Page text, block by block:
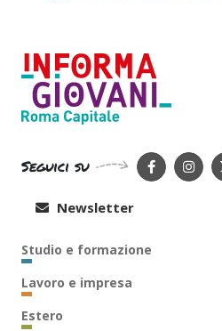
Seguici su
Newsletter
Studio e formazione
Lavoro e impresa
Estero